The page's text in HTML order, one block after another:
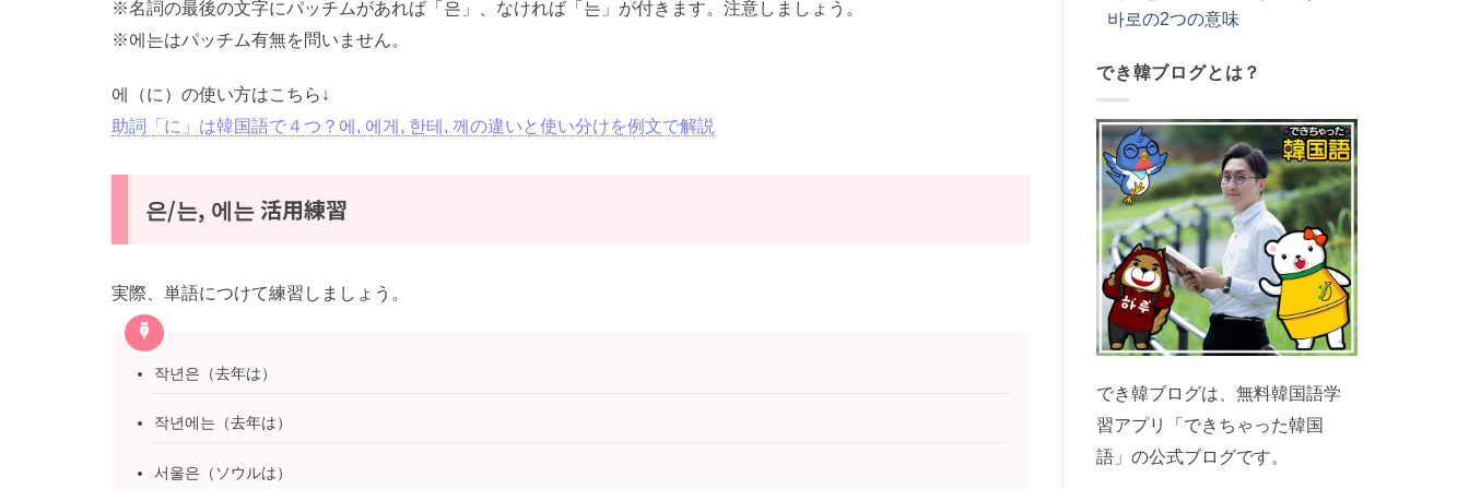
※名詞の最後の文字にパッチムがあれば「은」、なければ「는」が付きます。注意しましょう。
※에는はパッチム有無を問いません。
에（に）の使い方はこちら↓
助詞「に」は韓国語で４つ？에, 에게, 한테, 께の違いと使い分けを例文で解説
은/는, 에는 活用練習
実際、単語につけて練習しましょう。
작년은（去年は）
작년에는（去年は）
서울은（ソウルは）
바로の2つの意味
でき韓ブログとは？
でき韓ブログは、無料韓国語学
習アプリ「できちゃった韓国
語」の公式ブログです。